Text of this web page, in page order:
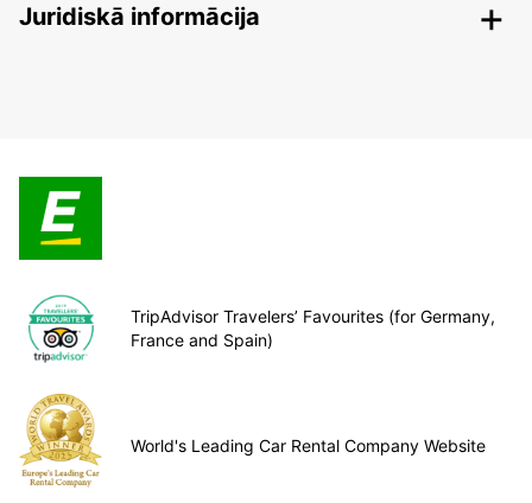
Juridiskā informācija
TripAdvisor Travelers’ Favourites (for Germany,
France and Spain)
World's Leading Car Rental Company Website